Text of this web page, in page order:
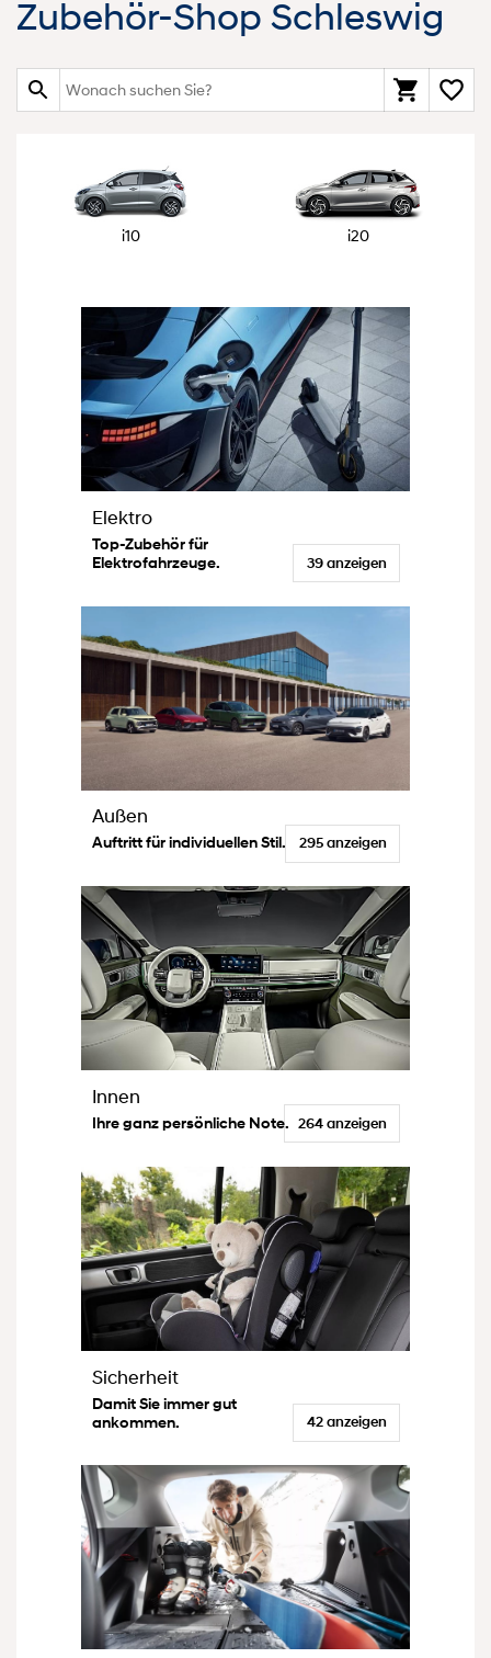
Zubehör-Shop Schleswig
i10 i20
Elektro
Top-Zubehör für
Elektrofahrzeuge.
39 anzeigen
Außen
Auftritt für individuellen Stil. 295 anzeigen
Innen
Ihre ganz persönliche Note. 264 anzeigen
Sicherheit
Damit Sie immer gut
ankommen.
42 anzeigen